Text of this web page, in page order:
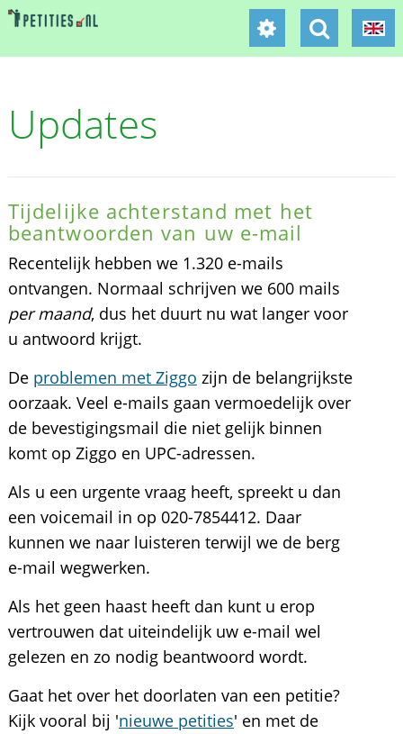
Updates
Tijdelijke achterstand met het
beantwoorden van uw e-mail
Recentelijk hebben we 1.320 e-mails
ontvangen. Normaal schrijven we 600 mails
per maand, dus het duurt nu wat langer voor
u antwoord krijgt.
De problemen met Ziggo zijn de belangrijkste
oorzaak. Veel e-mails gaan vermoedelijk over
de bevestigingsmail die niet gelijk binnen
komt op Ziggo en UPC-adressen.
Als u een urgente vraag heeft, spreekt u dan
een voicemail in op 020-7854412. Daar
kunnen we naar luisteren terwijl we de berg
e-mail wegwerken.
Als het geen haast heeft dan kunt u erop
vertrouwen dat uiteindelijk uw e-mail wel
gelezen en zo nodig beantwoord wordt.
Gaat het over het doorlaten van een petitie?
Kijk vooral bij 'nieuwe petities' en met de